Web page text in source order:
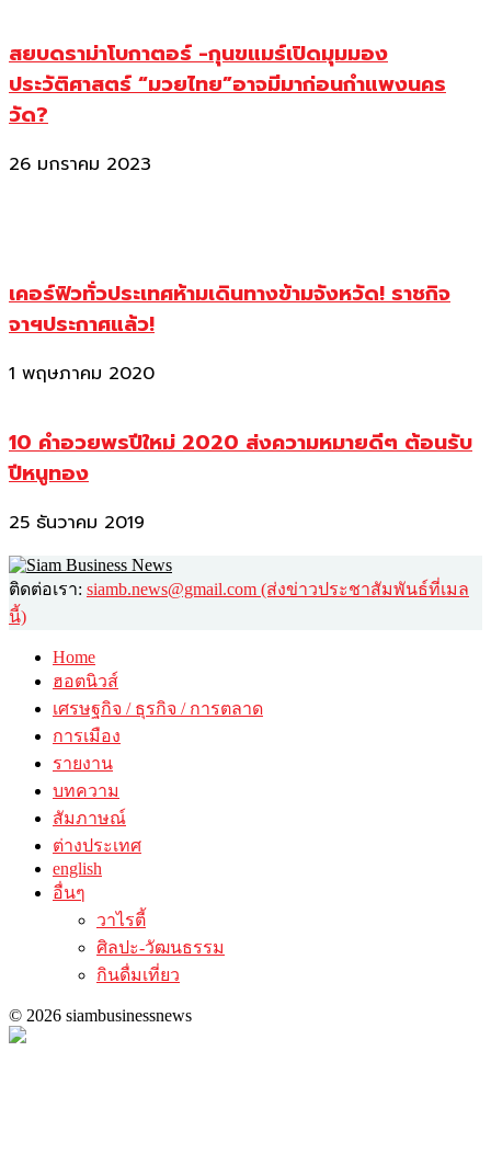
สยบดราม่าโบกาตอร์ -กุนขแมร์เปิดมุมมอง
ประวัติศาสตร์ “มวยไทย”อาจมีมาก่อนกำแพงนคร
วัด?
26 มกราคม 2023
เคอร์ฟิวทั่วประเทศห้ามเดินทางข้ามจังหวัด! ราชกิจ
จาฯประกาศแล้ว!
1 พฤษภาคม 2020
10 คำอวยพรปีใหม่ 2020 ส่งความหมายดีๆ ต้อนรับ
ปีหนูทอง
25 ธันวาคม 2019
ติดต่อเรา: siamb.news@gmail.com (ส่งข่าวประชาสัมพันธ์ที่เมล
นี้)
Home
ฮอตนิวส์
เศรษฐกิจ / ธุรกิจ / การตลาด
การเมือง
รายงาน
บทความ
สัมภาษณ์
ต่างประเทศ
english
อื่นๆ
วาไรตี้
ศิลปะ-วัฒนธรรม
กินดื่มเที่ยว
© 2026 siambusinessnews